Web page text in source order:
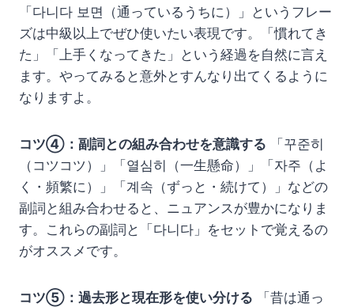
「다니다 보면（通っているうちに）」というフレー
ズは中級以上でぜひ使いたい表現です。「慣れてき
た」「上手くなってきた」という経過を自然に言え
ます。やってみると意外とすんなり出てくるように
なりますよ。
コツ④：副詞との組み合わせを意識する 「꾸준히
（コツコツ）」「열심히（一生懸命）」「자주（よ
く・頻繁に）」「계속（ずっと・続けて）」などの
副詞と組み合わせると、ニュアンスが豊かになりま
す。これらの副詞と「다니다」をセットで覚えるの
がオススメです。
コツ⑤：過去形と現在形を使い分ける 「昔は通っ